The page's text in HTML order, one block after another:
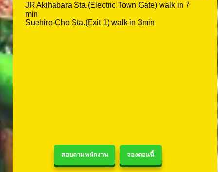
สอบถามพนักงาน จองตอนนี้
JR Akihabara Sta.(Electric Town Gate) walk in 7
min
Suehiro-Cho Sta.(Exit 1) walk in 3min